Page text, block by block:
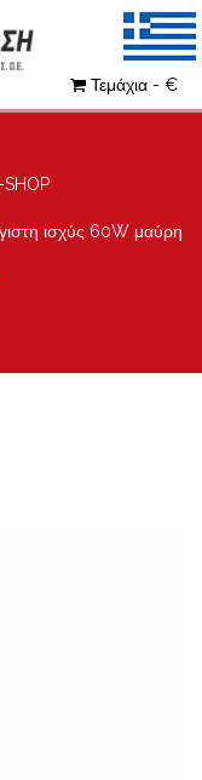
Τεμάχια - €
ισχύς 60W μαύρη